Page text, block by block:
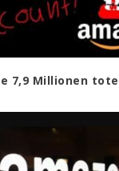
7,9 Millionen